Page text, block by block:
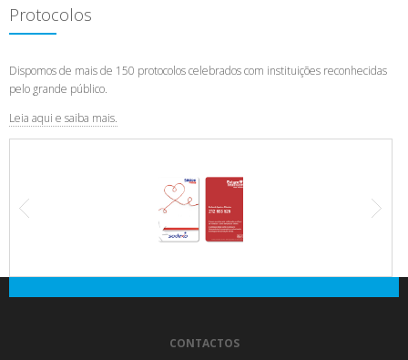
Protocolos
Dispomos de mais de 150 protocolos celebrados com instituições reconhecidas
pelo grande público.
Leia aqui e saiba mais.
CONTACTOS